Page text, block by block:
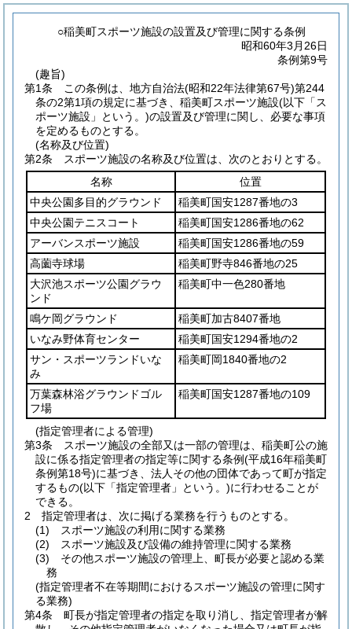
○稲美町スポーツ施設の設置及び管理に関する条例
昭和60年3月26日
条例第9号
(趣旨)
第1条
この条例は、地方自治法(昭和22年法律第67号)第244
条の2第1項の規定に基づき、稲美町スポーツ施設(以下「ス
ポーツ施設」という。)の設置及び管理に関し、必要な事項
を定めるものとする。
(名称及び位置)
第2条
スポーツ施設の名称及び位置は、次のとおりとする。
名称
位置
中央公園多目的グラウンド
稲美町国安1287番地の3
中央公園テニスコート
稲美町国安1286番地の62
アーバンスポーツ施設
稲美町国安1286番地の59
高薗寺球場
稲美町野寺846番地の25
大沢池スポーツ公園グラウ
ンド
稲美町中一色280番地
鳴ケ岡グラウンド
稲美町加古8407番地
いなみ野体育センター
稲美町国安1294番地の2
サン・スポーツランドいな
み
稲美町岡1840番地の2
万葉森林浴グラウンドゴル
フ場
稲美町国安1287番地の109
(指定管理者による管理)
第3条
スポーツ施設の全部又は一部の管理は、稲美町公の施
設に係る指定管理者の指定等に関する条例(平成16年稲美町
条例第18号)に基づき、法人その他の団体であって町が指定
するもの(以下「指定管理者」という。)に行わせることが
できる。
2
指定管理者は、次に掲げる業務を行うものとする。
(1)
スポーツ施設の利用に関する業務
(2)
スポーツ施設及び設備の維持管理に関する業務
(3)
その他スポーツ施設の管理上、町長が必要と認める業
務
(指定管理者不在等期間におけるスポーツ施設の管理に関す
る業務)
第4条
町長が指定管理者の指定を取り消し、指定管理者が解